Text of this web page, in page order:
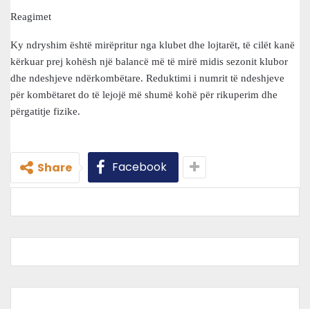
Reagimet
Ky ndryshim është mirëpritur nga klubet dhe lojtarët, të cilët kanë
kërkuar prej kohësh një balancë më të mirë midis sezonit klubor
dhe ndeshjeve ndërkombëtare. Reduktimi i numrit të ndeshjeve
për kombëtaret do të lejojë më shumë kohë për rikuperim dhe
përgatitje fizike.
Share Facebook